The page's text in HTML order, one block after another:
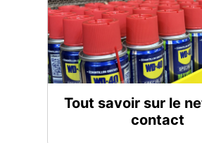
Tout savoir sur le
contact